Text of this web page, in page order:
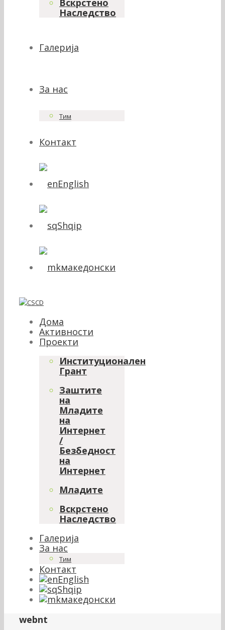
Вскрстено
Наследство
Галерија
За нас
Тим
Контакт
English
Shqip
македонски
Дома
Активности
Проекти
Институционален
Грант
Заштите
на
Младите
на
Интернет
/
Безбедност
на
Интернет
Младите
Вскрстено
Наследство
Галерија
За нас
Тим
Контакт
English
Shqip
македонски
webnt